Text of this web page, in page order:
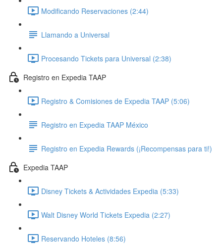
Modificando Reservaciones (2:44)
Llamando a Universal
Procesando Tickets para Universal (2:38)
Registro en Expedia TAAP
Registro & Comisiones de Expedia TAAP (5:06)
Registro en Expedia TAAP México
Registro en Expedia Rewards (¡Recompensas para ti!)
Expedia TAAP
Disney Tickets & Actividades Expedia (5:33)
Walt Disney World Tickets Expedia (2:27)
Reservando Hoteles (8:56)